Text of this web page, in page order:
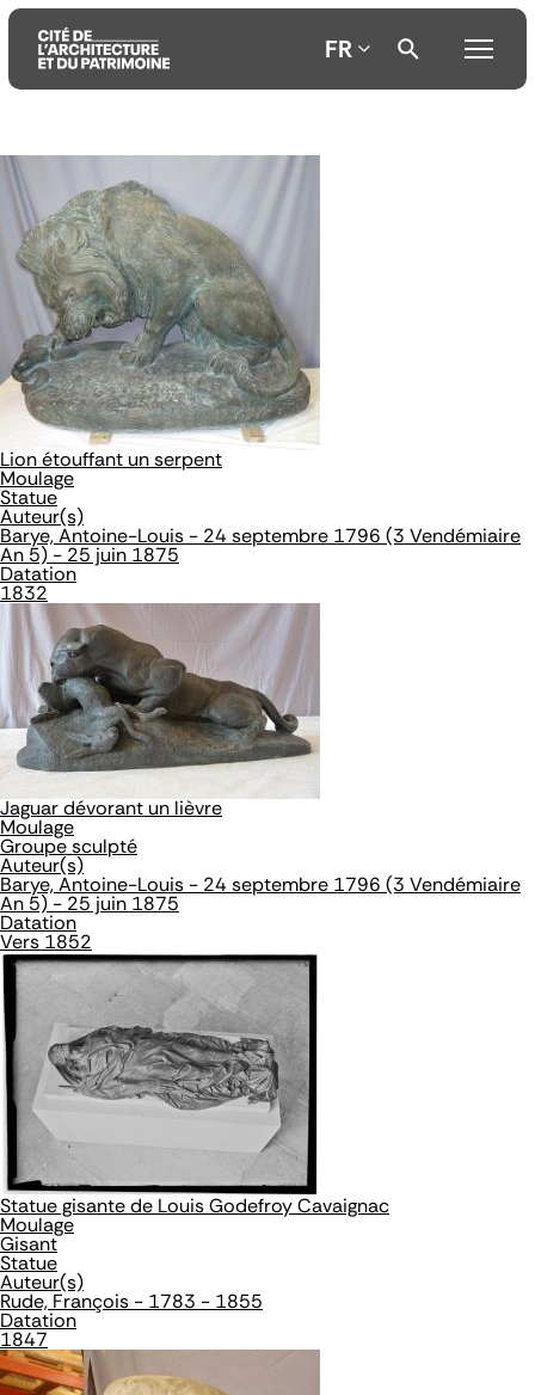
Aller
au
contenu
principal
Aller
au
menu
principal
Aller
recherche
FR
Lion étouffant un serpent
Moulage
Statue
Auteur(s)
Barye, Antoine-Louis - 24 septembre 1796 (3 Vendémiaire
An 5) - 25 juin 1875
Datation
1832
Jaguar dévorant un lièvre
Moulage
Groupe sculpté
Auteur(s)
Barye, Antoine-Louis - 24 septembre 1796 (3 Vendémiaire
An 5) - 25 juin 1875
Datation
Vers 1852
Statue gisante de Louis Godefroy Cavaignac
Moulage
Gisant
Statue
Auteur(s)
Rude, François - 1783 - 1855
Datation
1847